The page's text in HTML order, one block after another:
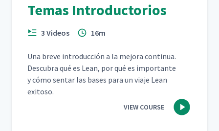
Temas Introductorios
3 Videos 16m
Una breve intro­duc­ción a la mejo­ra con­tin­ua.
Des­cubra qué es Lean, por qué es impor­tante
y cómo sen­tar las bases para un via­je Lean
exitoso.
VIEW COURSE